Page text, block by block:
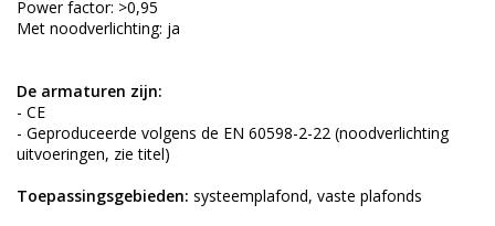
Power factor: >0,95
Met noodverlichting: ja
De armaturen zijn:
- CE
- Geproduceerde volgens de EN 60598-2-22 (noodverlichting
uitvoeringen, zie titel)
Toepassingsgebieden: systeemplafond, vaste plafonds